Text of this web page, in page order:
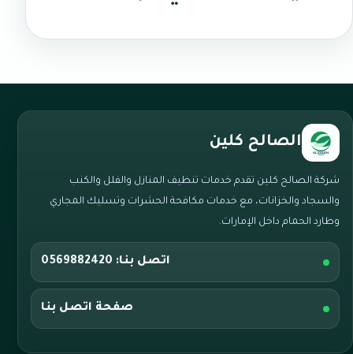
الصالح كلين
شركة الصالح كلين تقدم خدمات تنظيف المنازل والفلل والكنب
والسجاد والخزانات، مع خدمات مكافحة الحشرات وتسليك المجاري
وطارد الحمام داخل الإمارات.
اتصل بنا: 0569882420
صفحة اتصل بنا